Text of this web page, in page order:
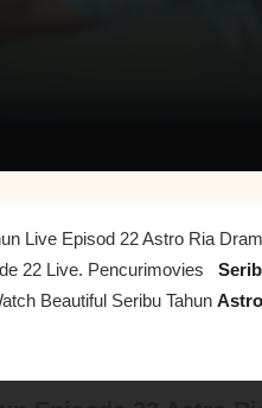
Live Episod 22 Astro Ria
22 Live. Pencurimovies
Beautiful Seribu Tahun